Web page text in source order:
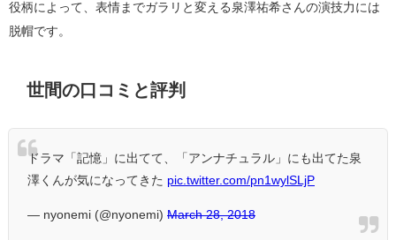
役柄によって、表情までガラリと変える泉澤祐希さんの演技力には
脱帽です。
世間の口コミと評判
ドラマ「記憶」に出てて、「アンナチュラル」にも出てた泉
澤くんが気になってきた pic.twitter.com/pn1wylSLjP
— nyonemi (@nyonemi) March 28, 2018